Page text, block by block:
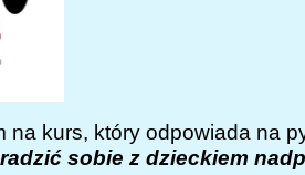
na kurs, który odpowiada na
sobie z dzieckiem